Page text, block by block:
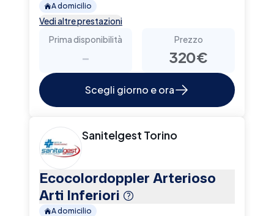
A domicilio
Vedi altre prestazioni
Prima disponibilità
-
Prezzo
320€
Scegli giorno e ora
Sanitelgest Torino
Ecocolordoppler Arterioso
Arti Inferiori
A domicilio